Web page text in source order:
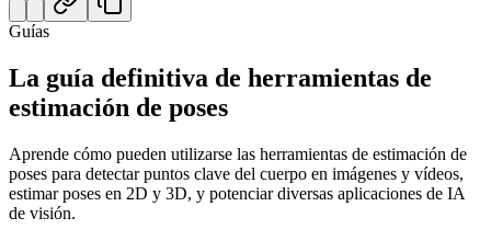
Guías
La guía definitiva de herramientas de
estimación de poses
Aprende cómo pueden utilizarse las herramientas de estimación de
poses para detectar puntos clave del cuerpo en imágenes y vídeos,
estimar poses en 2D y 3D, y potenciar diversas aplicaciones de IA
de visión.